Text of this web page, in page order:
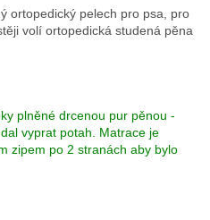
ortopedický pelech pro psa, pro
volí ortopedická studená pěna
plněné drcenou pur pěnou -
vyprat potah. Matrace je
zipem po 2 stranách aby bylo